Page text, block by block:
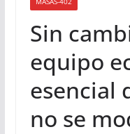
Sin
equipo
esencial
no se